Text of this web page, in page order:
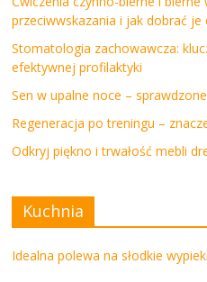
przeciwwskazania i jak dobrać
Stomatologia zachowawcza:
efektywnej profilaktyki
Sen w upalne noce –
Regeneracja po treningu –
Odkryj piękno i trwałość mebli
Kuchnia
Idealna polewa na słodkie wypieki